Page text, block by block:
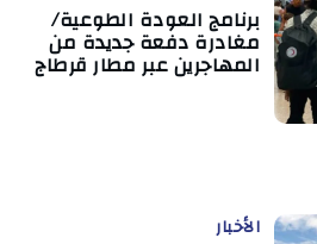
برنامج العودة الطوعية/
مغادرة دفعة جديدة من
المهاجرين عبر مطار قرطاج
الأخبار